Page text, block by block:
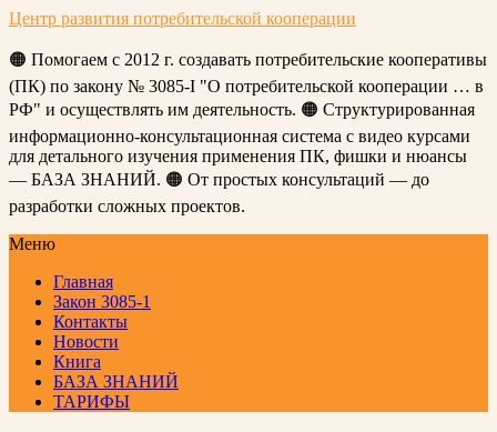
Центр развития потребительской кооперации
🟠 Помогаем с 2012 г. создавать потребительские кооперативы
(ПК) по закону № 3085-I "О потребительской кооперации … в
РФ" и осуществлять им деятельность. 🟠 Структурированная
информационно-консультационная система с видео курсами
для детального изучения применения ПК, фишки и нюансы
— БАЗА ЗНАНИЙ. 🟠 От простых консультаций — до
разработки сложных проектов.
Меню
Главная
Закон 3085-1
Контакты
Новости
Книга
БАЗА ЗНАНИЙ
ТАРИФЫ